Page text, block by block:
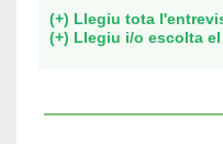
(+) Llegiu tota
(+) Llegiu i/o escolta